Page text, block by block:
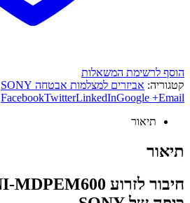
הוסף לרשימת המשאלות
קטגוריה: אביזרים למצלמות אבטחה SONY
FacebookTwitterLinkedInGoogle +Email
תיאור
תיאור